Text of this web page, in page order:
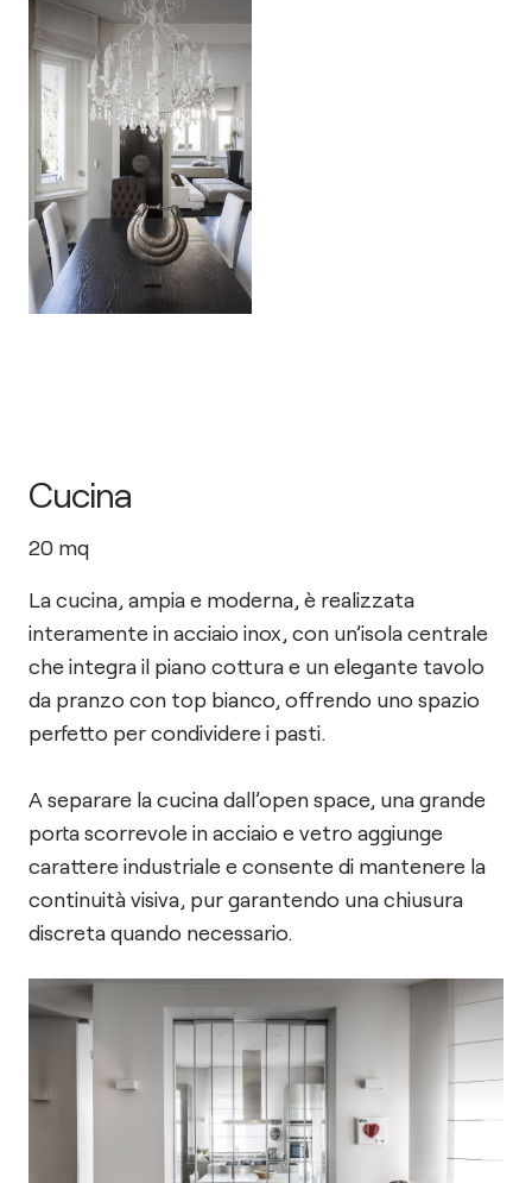
Cucina
20 mq
La cucina, ampia e moderna, è realizzata
interamente in acciaio inox, con un’isola centrale
che integra il piano cottura e un elegante tavolo
da pranzo con top bianco, offrendo uno spazio
perfetto per condividere i pasti.
A separare la cucina dall’open space, una grande
porta scorrevole in acciaio e vetro aggiunge
carattere industriale e consente di mantenere la
continuità visiva, pur garantendo una chiusura
discreta quando necessario.